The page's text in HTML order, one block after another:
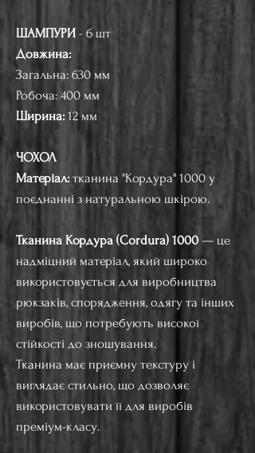
ШАМПУРИ - 6 шт
Довжина:
Загальна: 630 мм
Робоча: 400 мм
Ширина: 12 мм
ЧОХОЛ
Матеріал: тканина "Кордура" 1000 у
поєднанні з натуральною шкірою.
Тканина Кордура (Cordura) 1000 — це
надміцний матеріал, який широко
використовується для виробництва
рюкзаків, спорядження, одягу та інших
виробів, що потребують високої
стійкості до зношування.
Тканина має приємну текстуру і
виглядає стильно, що дозволяє
використовувати її для виробів
преміум-класу.